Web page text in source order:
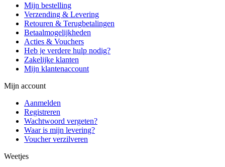
Mijn bestelling
Verzending & Levering
Retouren & Terugbetalingen
Betaalmogelijkheden
Acties & Vouchers
Heb je verdere hulp nodig?
Zakelijke klanten
Mijn klantenaccount
Mijn account
Aanmelden
Registreren
Wachtwoord vergeten?
Waar is mijn levering?
Voucher verzilveren
Weetjes